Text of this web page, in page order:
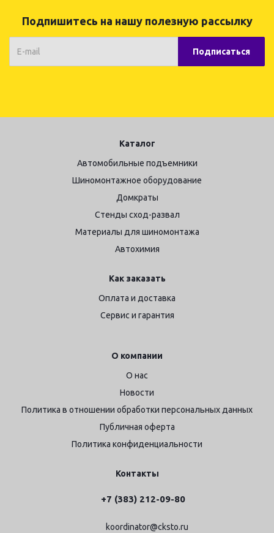
Подпишитесь на нашу полезную рассылку
Каталог
Автомобильные подъемники
Шиномонтажное оборудование
Домкраты
Стенды сход-развал
Материалы для шиномонтажа
Автохимия
Как заказать
Оплата и доставка
Сервис и гарантия
О компании
О нас
Новости
Политика в отношении обработки персональных данных
Публичная оферта
Политика конфиденциальности
Контакты
+7 (383) 212-09-80
koordinator@cksto.ru